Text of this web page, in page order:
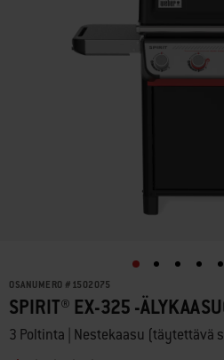
OSANUMERO # 1502075
SPIRIT® EX-325 -
3 Poltinta | Nestekaasu (täytettävä